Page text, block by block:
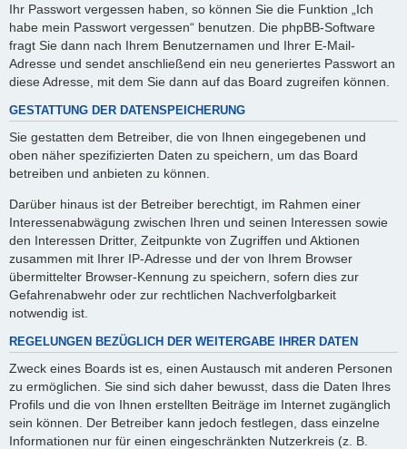
Ihr Passwort vergessen haben, so können Sie die Funktion „Ich
habe mein Passwort vergessen“ benutzen. Die phpBB-Software
fragt Sie dann nach Ihrem Benutzernamen und Ihrer E-Mail-
Adresse und sendet anschließend ein neu generiertes Passwort an
diese Adresse, mit dem Sie dann auf das Board zugreifen können.
GESTATTUNG DER DATENSPEICHERUNG
Sie gestatten dem Betreiber, die von Ihnen eingegebenen und
oben näher spezifizierten Daten zu speichern, um das Board
betreiben und anbieten zu können.
Darüber hinaus ist der Betreiber berechtigt, im Rahmen einer
Interessenabwägung zwischen Ihren und seinen Interessen sowie
den Interessen Dritter, Zeitpunkte von Zugriffen und Aktionen
zusammen mit Ihrer IP-Adresse und der von Ihrem Browser
übermittelter Browser-Kennung zu speichern, sofern dies zur
Gefahrenabwehr oder zur rechtlichen Nachverfolgbarkeit
notwendig ist.
REGELUNGEN BEZÜGLICH DER WEITERGABE IHRER DATEN
Zweck eines Boards ist es, einen Austausch mit anderen Personen
zu ermöglichen. Sie sind sich daher bewusst, dass die Daten Ihres
Profils und die von Ihnen erstellten Beiträge im Internet zugänglich
sein können. Der Betreiber kann jedoch festlegen, dass einzelne
Informationen nur für einen eingeschränkten Nutzerkreis (z. B.